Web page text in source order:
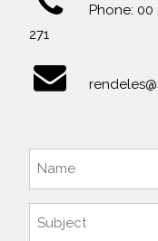
Phone:
271